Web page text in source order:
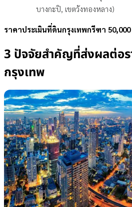
บางกะปิ, เขตวังทองหลาง)
ราคาประเมินที่ดินกรุงเทพกรีฑา
3 ปัจจัยสำคัญที่ส่งผลต่อร
กรุงเทพ